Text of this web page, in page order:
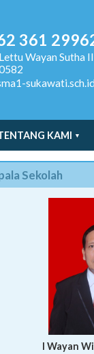
361
Wayan Sutha
sukawati.sch.id
KAMI
Sekolah
I Wayan